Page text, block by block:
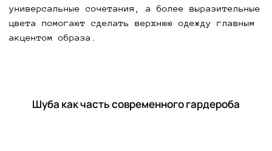
универсальные сочетания, а более выразительные
цвета помогают сделать верхнюю одежду главным
акцентом образа.
Шуба как часть современного гардероба